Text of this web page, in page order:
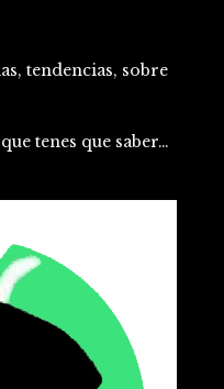
tendencias, sobre
tenes que saber…